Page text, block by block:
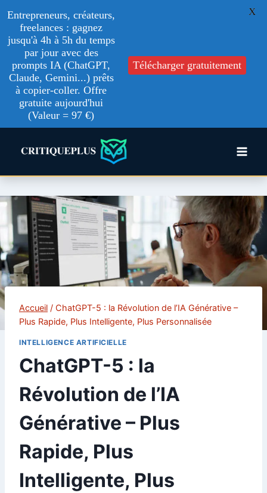
Accueil / ChatGPT-5 : la Révolution de l’IA Générative –
Plus Rapide, Plus Intelligente, Plus Personnalisée
INTELLIGENCE ARTIFICIELLE
ChatGPT-5 : la
Révolution de l’IA
Générative – Plus
Rapide, Plus
Intelligente, Plus
Entrepreneurs, créateurs,
freelances : gagnez
jusqu'à 4h à 5h du temps
par jour avec des
prompts IA (ChatGPT,
Claude, Gemini...) prêts
à copier-coller. Offre
gratuite aujourd'hui
(Valeur = 97 €)
Télécharger gratuitement
X